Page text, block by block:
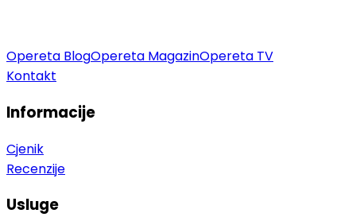
Opereta BlogOpereta MagazinOpereta TV
Kontakt
Informacije
Cjenik
Recenzije
Usluge